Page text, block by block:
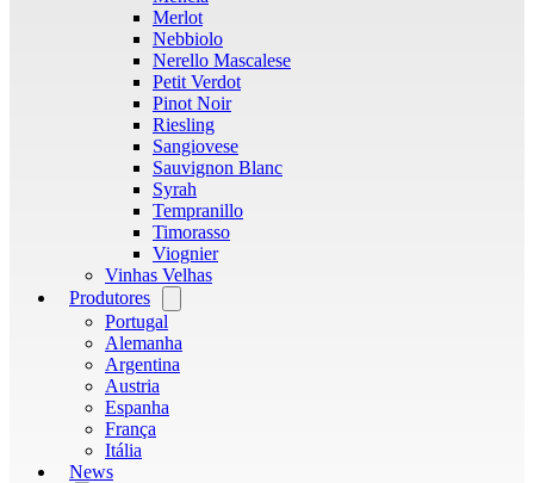
Merlot
Nebbiolo
Nerello Mascalese
Petit Verdot
Pinot Noir
Riesling
Sangiovese
Sauvignon Blanc
Syrah
Tempranillo
Timorasso
Viognier
Vinhas Velhas
Produtores
menu
Portugal
Alemanha
Argentina
Austria
Espanha
França
Itália
News